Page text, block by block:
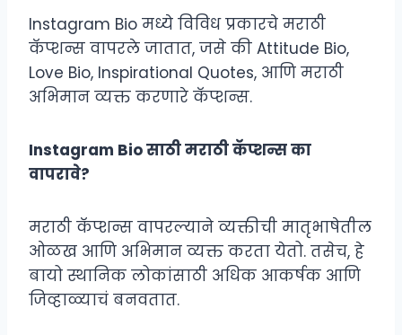
Instagram Bio मध्ये विविध प्रकारचे मराठी
कॅप्शन्स वापरले जातात, जसे की Attitude Bio,
Love Bio, Inspirational Quotes, आणि मराठी
अभिमान व्यक्त करणारे कॅप्शन्स.
Instagram Bio साठी मराठी कॅप्शन्स का
वापरावे?
मराठी कॅप्शन्स वापरल्याने व्यक्तीची मातृभाषेतील
ओळख आणि अभिमान व्यक्त करता येतो. तसेच, हे
बायो स्थानिक लोकांसाठी अधिक आकर्षक आणि
जिव्हाळ्याचं बनवतात.